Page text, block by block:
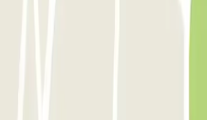
13 dagen. De parkeerplaats
plaatsen en 24-uurs toegang.
om onze vragen te
correct